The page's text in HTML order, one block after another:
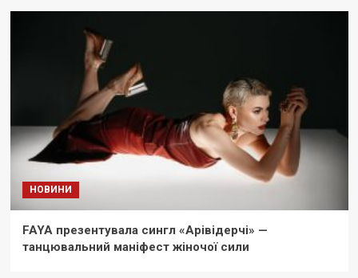
НОВИНИ
FAYA презентувала сингл «Арівідерчі» —
танцювальний маніфест жіночої сили